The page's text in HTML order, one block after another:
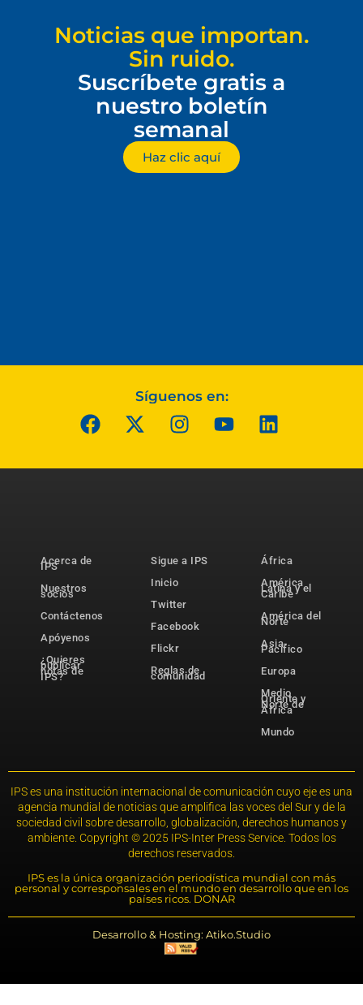
Noticias que importan.
Sin ruido.
Suscríbete gratis a
nuestro boletín
semanal
Haz clic aquí
Síguenos en:
Acerca de
IPS
Nuestros
socios
Contáctenos
Apóyenos
¿Quieres
publicar
notas de
IPS?
Sigue a IPS
Inicio
Twitter
Facebook
Flickr
Reglas de
comunidad
África
América
Latina y el
Caribe
América del
Norte
Asia-
Pacífico
Europa
Medio
Oriente y
Norte de
África
Mundo
IPS es una institución internacional de comunicación cuyo eje es una
agencia mundial de noticias que amplifica las voces del Sur y de la
sociedad civil sobre desarrollo, globalización, derechos humanos y
ambiente. Copyright © 2025 IPS-Inter Press Service. Todos los
derechos reservados.
IPS es la única organización periodística mundial con más
personal y corresponsales en el mundo en desarrollo que en los
países ricos. DONAR
Desarrollo & Hosting: Atiko.Studio